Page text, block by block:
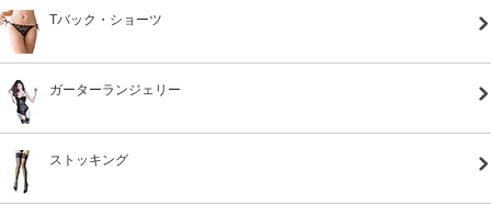
Tバック・ショーツ
ガーターランジェリー
ストッキング